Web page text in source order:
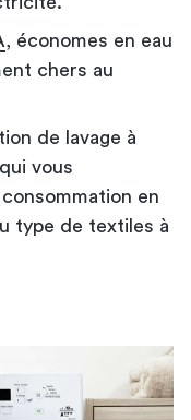
, économes en eau
chers au
de lavage à
vous
en
type de textiles à